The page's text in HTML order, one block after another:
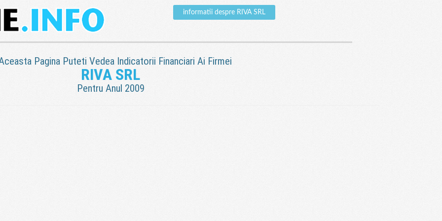
informatii despre RIVA SRL
Pagina Puteti Vedea Indicatorii Financiari Ai Firmei
RIVA SRL
Pentru Anul 2009